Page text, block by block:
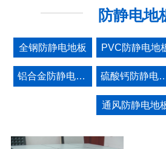
防静电地
全钢防静电地板 PVC防静电地
铝合金防静电地板 硫酸钙防
通风防静电地